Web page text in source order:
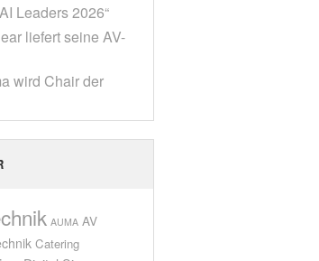
Leaders 2026“
liefert seine AV-
wird Chair der
AUMA AV
Catering